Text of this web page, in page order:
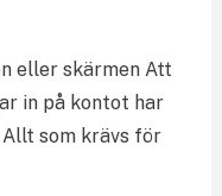
eller skärmen Att
in på kontot har
som krävs för